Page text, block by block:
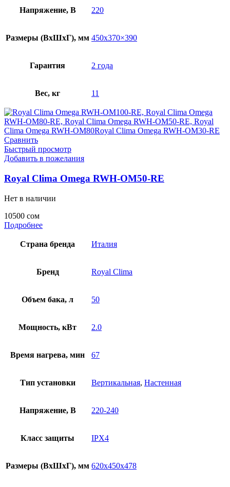
Напряжение, В 220
Размеры (ВхШхГ), мм 450х370×390
Гарантия 2 года
Вес, кг 11
Сравнить
Быстрый просмотр
Добавить в пожелания
Royal Clima Omega RWH-OM50-RE
Нет в наличии
10500 сом
Подробнее
Страна бренда Италия
Бренд Royal Clima
Объем бака, л 50
Мощность, кВт 2.0
Время нагрева, мин 67
Тип установки Вертикальная, Настенная
Напряжение, В 220-240
Класс защиты IPX4
Размеры (ВхШхГ), мм 620х450х478